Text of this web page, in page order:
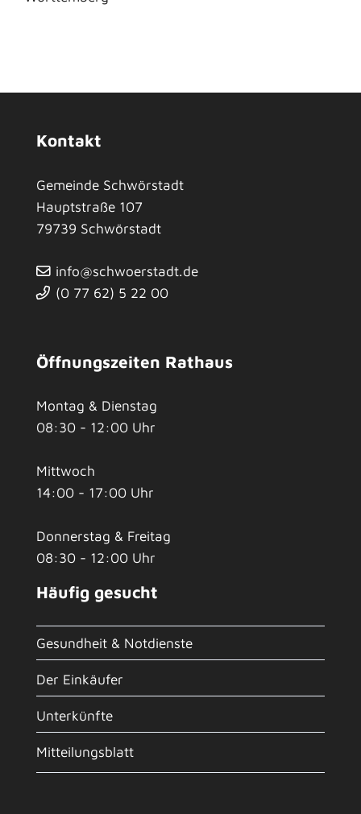
Kontakt
Gemeinde Schwörstadt
Hauptstraße 107
79739 Schwörstadt
info@schwoerstadt.de
(0 77 62) 5 22 00
Öffnungszeiten Rathaus
Montag & Dienstag
08:30 - 12:00 Uhr
Mittwoch
14:00 - 17:00 Uhr
Donnerstag & Freitag
08:30 - 12:00 Uhr
Häufig gesucht
Gesundheit & Notdienste
Der Einkäufer
Unterkünfte
Mitteilungsblatt